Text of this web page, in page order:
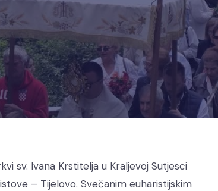
sv. Ivana Krstitelja u Kraljevoj Sutjesci
– Tijelovo. Svečanim euharistijskim